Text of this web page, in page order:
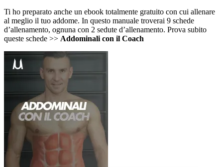
Ti ho preparato anche un ebook totalmente gratuito con cui allenare
al meglio il tuo addome. In questo manuale troverai 9 schede
d’allenamento, ognuna con 2 sedute d’allenamento. Prova subito
queste schede >> Addominali con il Coach